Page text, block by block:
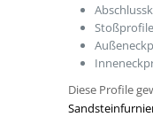
Stoßprofile
Diese Profile